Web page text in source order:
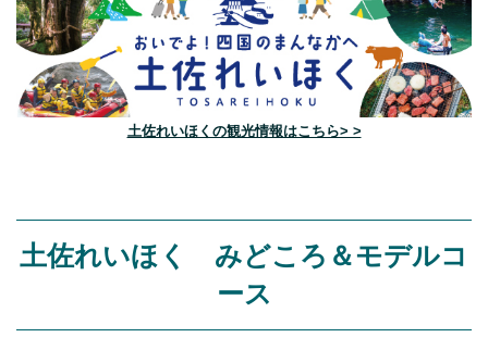
土佐れいほくの観光情報はこちら> >
土佐れいほく みどころ＆モデルコ
ース